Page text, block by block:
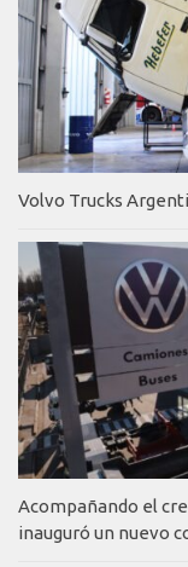
Volvo Trucks
Acompañando el
inauguró un nuevo